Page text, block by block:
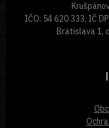
IČO: 54 620 333, IČ
Bratislava 1,